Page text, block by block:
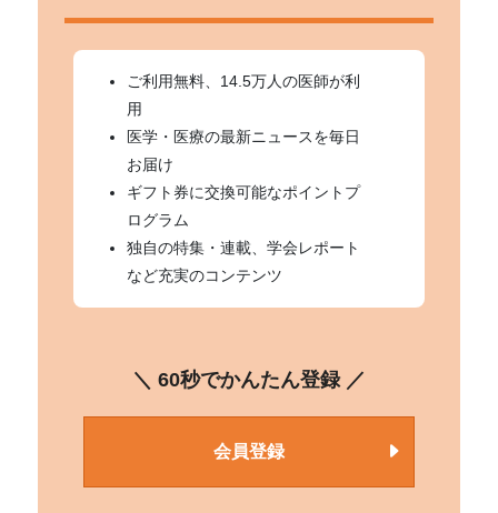
ご利用無料、14.5万人の医師が利
用
医学・医療の最新ニュースを毎日
お届け
ギフト券に交換可能なポイントプ
ログラム
独自の特集・連載、学会レポート
など充実のコンテンツ
＼ 60秒でかんたん登録 ／
会員登録